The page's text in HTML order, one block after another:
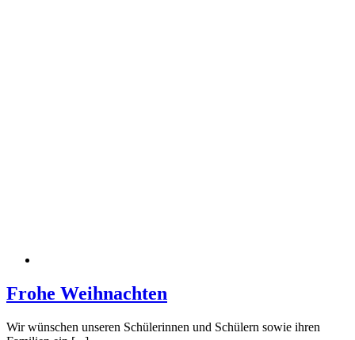
Frohe Weihnachten
Wir wünschen unseren Schülerinnen und Schülern sowie ihren